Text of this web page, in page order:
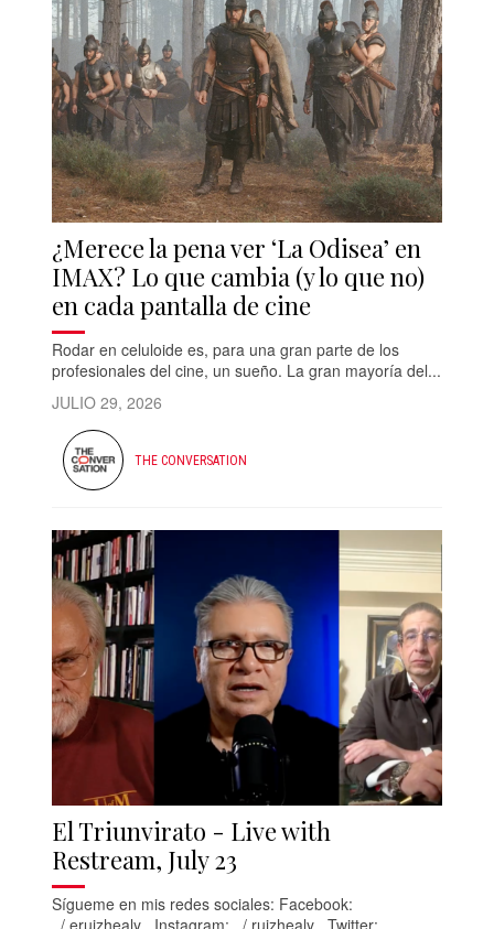
¿Merece la pena ver ‘La Odisea’ en
IMAX? Lo que cambia (y lo que no)
en cada pantalla de cine
Rodar en celuloide es, para una gran parte de los
profesionales del cine, un sueño. La gran mayoría del...
JULIO 29, 2026
THE CONVERSATION
El Triunvirato - Live with
Restream, July 23
Sígueme en mis redes sociales: Facebook: